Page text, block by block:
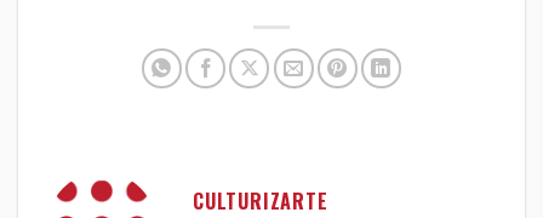
CULTURIZARTE